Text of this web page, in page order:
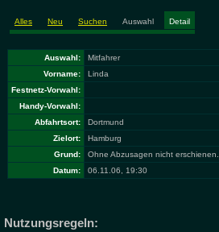
Alles Neu Suchen Auswahl Detail
Auswahl:
Mitfahrer
Vorname:
Linda
Festnetz-Vorwahl:
Handy-Vorwahl:
Abfahrtsort:
Dortmund
Zielort:
Hamburg
Grund:
Ohne Abzusagen nicht erschienen.
Datum:
06.11.06, 19:30
Nutzungsregeln: